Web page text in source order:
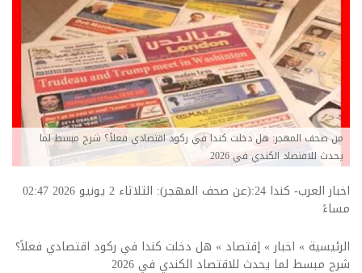
من صحف المهجر: هل دخلت كندا في ركود اقتصادي فعلاً؟ شرح مبسط لما
يحدث للاقتصاد الكندي في 2026
اخبار العرب- كندا 24:(عن صحف المهجر): الثلاثاء 2 يونيو 2026 02:47
مساءً
الرئيسية» اخبار» إقتصاد » هل دخلت كندا في ركود اقتصادي فعلاً؟
شرح مبسط لما يحدث للاقتصاد الكندي في 2026